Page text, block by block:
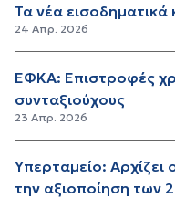
Τα νέα εισοδηματικά
24 Απρ. 2026
ΕΦΚΑ: Επιστροφές
συνταξιούχους
23 Απρ. 2026
Υπερταμείο: Αρχίζει
την αξιοποίηση των